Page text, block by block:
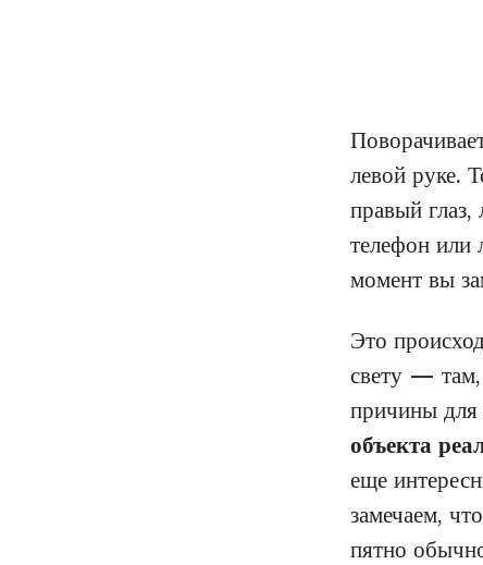
левой руке.
правый глаз,
телефон или
момент вы
Это
свету — там,
причины для
объекта
еще
замечаем,
пятно